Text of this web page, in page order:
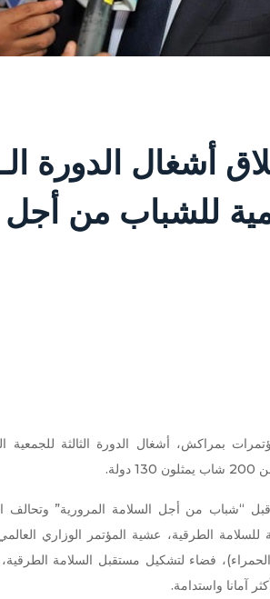
للشباب من أجل
بمراكش، أشغال الدورة الثالثة للجمعية
“شباب من أجل السلامة المرورية” وتحالف
للسلامة الطرقية، عشية المؤتمر الوزاري
بالمدينة الحمراء)، فضاء لتشكيل مستقبل السلامة
آمانا واستدامة.